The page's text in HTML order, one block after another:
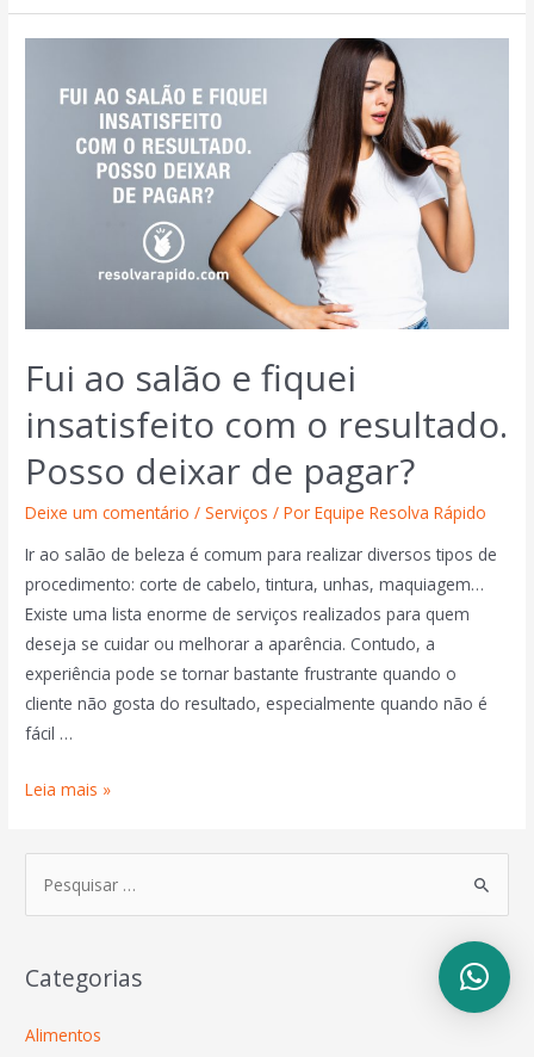
Fui ao salão e fiquei
insatisfeito com o resultado.
Posso deixar de pagar?
Deixe um comentário /Serviços / PorEquipe Resolva Rápido
Ir ao salão de beleza é comum para realizar diversos tipos de
procedimento: corte de cabelo, tintura, unhas, maquiagem…
Existe uma lista enorme de serviços realizados para quem
deseja se cuidar ou melhorar a aparência. Contudo, a
experiência pode se tornar bastante frustrante quando o
cliente não gosta do resultado, especialmente quando não é
fácil …
Leia mais »
Categorias
Alimentos